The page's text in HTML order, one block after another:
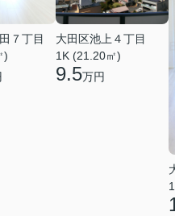
７丁目
)
大田区池上４丁目
1K (21.20㎡)
9.5万円